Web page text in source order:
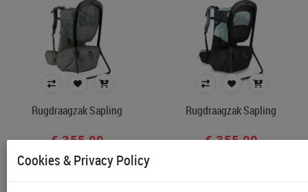
Rugdraagzak Sapling
€ 355,00
Rugdraagzak Sapling
€ 355,00
Cookies & Privacy Policy